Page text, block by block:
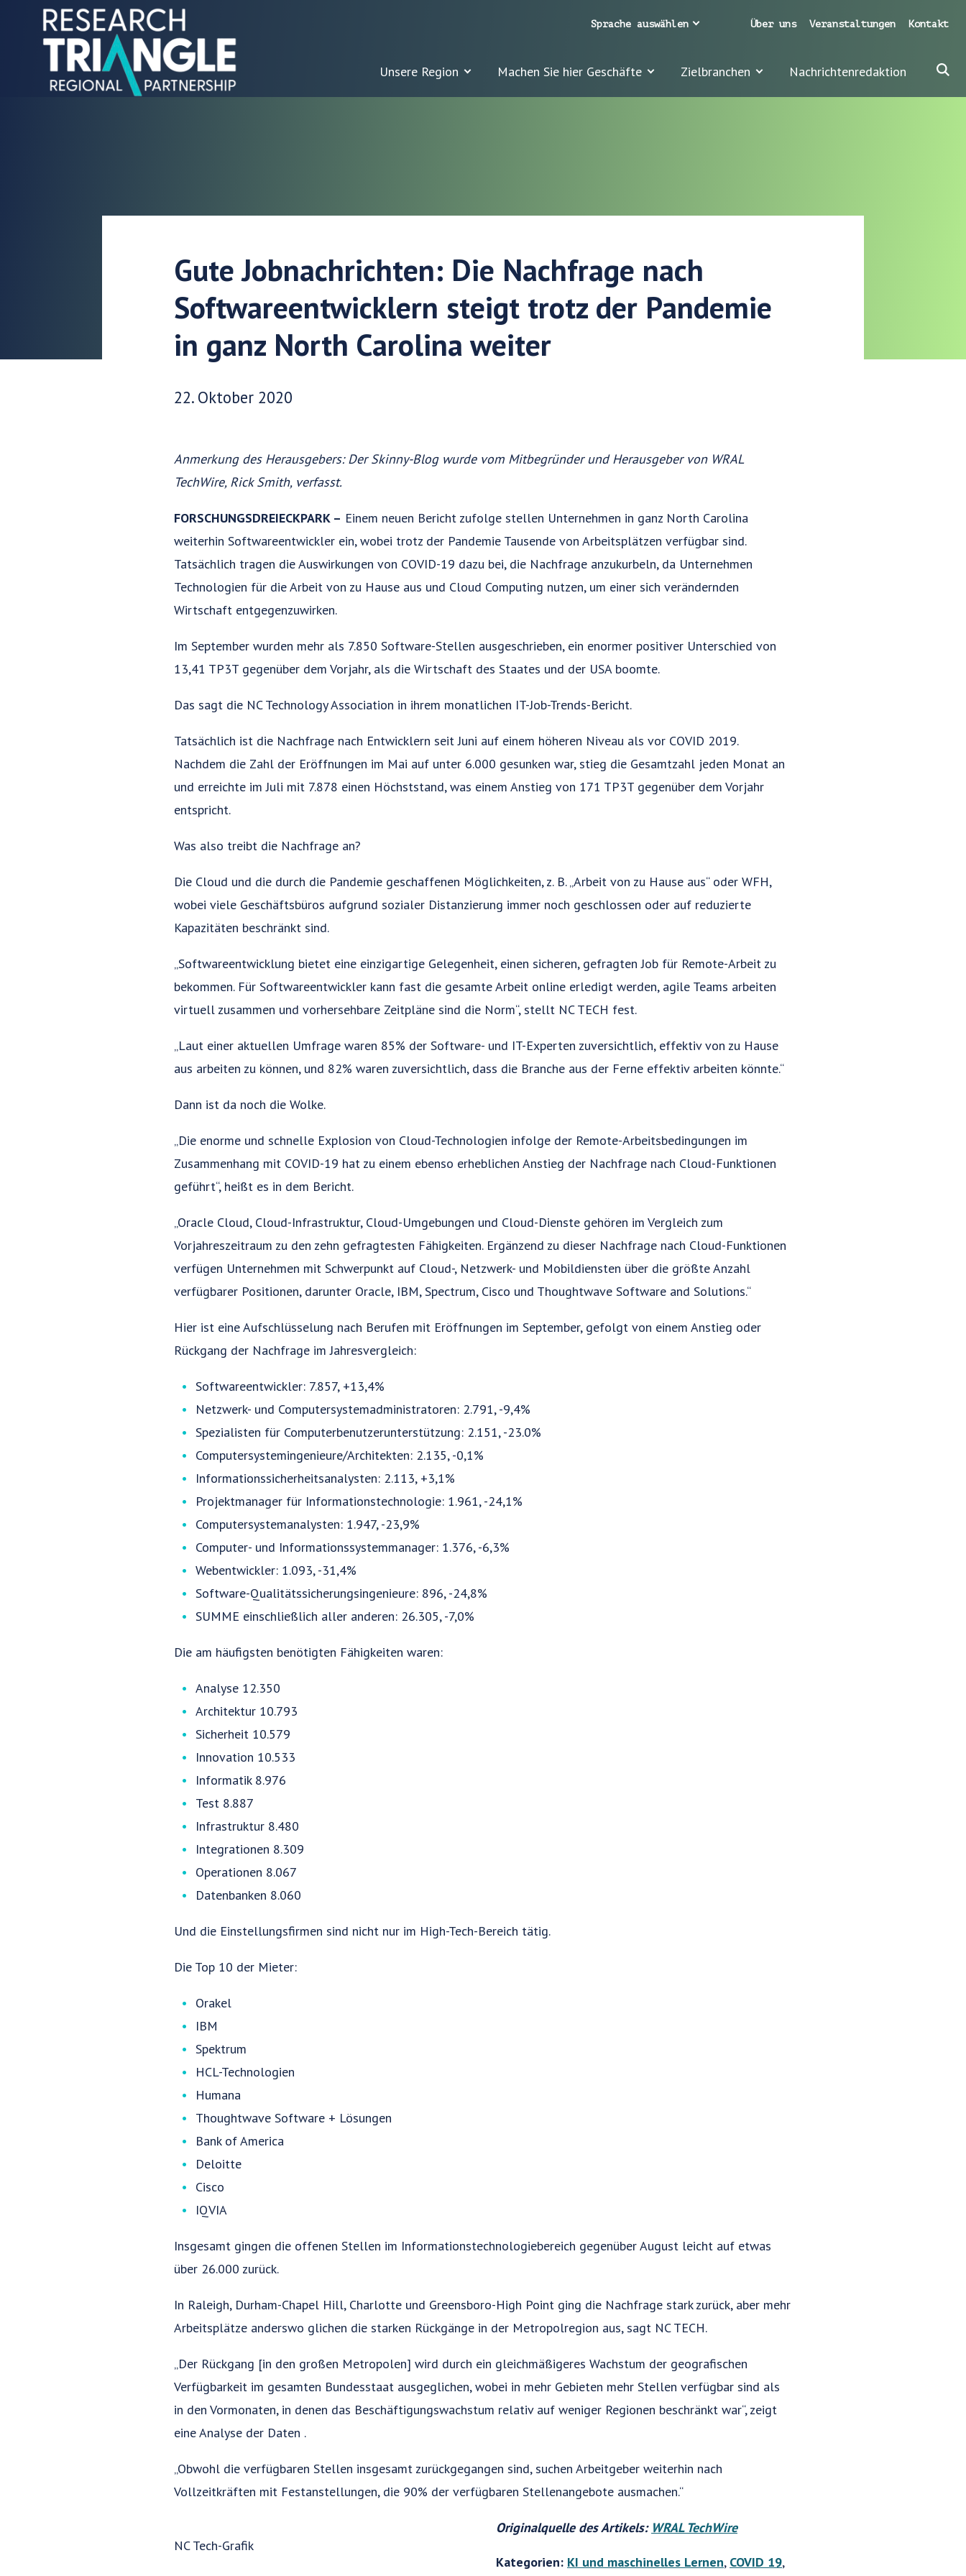
Zum Inhalt springen
Unsere Region Machen Sie hier Geschäfte Zielbranchen Nachrichtenredaktion
Über uns Veranstaltungen Kontakt
Sprache auswählen
Gute Jobnachrichten: Die Nachfrage nach
Softwareentwicklern steigt trotz der Pandemie
in ganz North Carolina weiter
Veröffentlichungsdatum:
22. Oktober 2020
Anmerkung des Herausgebers: Der Skinny-Blog wurde vom Mitbegründer und Herausgeber von WRAL
TechWire, Rick Smith, verfasst.
FORSCHUNGSDREIECKPARK – Einem neuen Bericht zufolge stellen Unternehmen in ganz North Carolina
weiterhin Softwareentwickler ein, wobei trotz der Pandemie Tausende von Arbeitsplätzen verfügbar sind.
Tatsächlich tragen die Auswirkungen von COVID-19 dazu bei, die Nachfrage anzukurbeln, da Unternehmen
Technologien für die Arbeit von zu Hause aus und Cloud Computing nutzen, um einer sich verändernden
Wirtschaft entgegenzuwirken.
Im September wurden mehr als 7.850 Software-Stellen ausgeschrieben, ein enormer positiver Unterschied von
13,41 TP3T gegenüber dem Vorjahr, als die Wirtschaft des Staates und der USA boomte.
Das sagt die NC Technology Association in ihrem monatlichen IT-Job-Trends-Bericht.
Tatsächlich ist die Nachfrage nach Entwicklern seit Juni auf einem höheren Niveau als vor COVID 2019.
Nachdem die Zahl der Eröffnungen im Mai auf unter 6.000 gesunken war, stieg die Gesamtzahl jeden Monat an
und erreichte im Juli mit 7.878 einen Höchststand, was einem Anstieg von 171 TP3T gegenüber dem Vorjahr
entspricht.
Was also treibt die Nachfrage an?
Die Cloud und die durch die Pandemie geschaffenen Möglichkeiten, z. B. „Arbeit von zu Hause aus“ oder WFH,
wobei viele Geschäftsbüros aufgrund sozialer Distanzierung immer noch geschlossen oder auf reduzierte
Kapazitäten beschränkt sind.
„Softwareentwicklung bietet eine einzigartige Gelegenheit, einen sicheren, gefragten Job für Remote-Arbeit zu
bekommen. Für Softwareentwickler kann fast die gesamte Arbeit online erledigt werden, agile Teams arbeiten
virtuell zusammen und vorhersehbare Zeitpläne sind die Norm“, stellt NC TECH fest.
„Laut einer aktuellen Umfrage waren 85% der Software- und IT-Experten zuversichtlich, effektiv von zu Hause
aus arbeiten zu können, und 82% waren zuversichtlich, dass die Branche aus der Ferne effektiv arbeiten könnte.“
Dann ist da noch die Wolke.
„Die enorme und schnelle Explosion von Cloud-Technologien infolge der Remote-Arbeitsbedingungen im
Zusammenhang mit COVID-19 hat zu einem ebenso erheblichen Anstieg der Nachfrage nach Cloud-Funktionen
geführt“, heißt es in dem Bericht.
„Oracle Cloud, Cloud-Infrastruktur, Cloud-Umgebungen und Cloud-Dienste gehören im Vergleich zum
Vorjahreszeitraum zu den zehn gefragtesten Fähigkeiten. Ergänzend zu dieser Nachfrage nach Cloud-Funktionen
verfügen Unternehmen mit Schwerpunkt auf Cloud-, Netzwerk- und Mobildiensten über die größte Anzahl
verfügbarer Positionen, darunter Oracle, IBM, Spectrum, Cisco und Thoughtwave Software and Solutions.“
Hier ist eine Aufschlüsselung nach Berufen mit Eröffnungen im September, gefolgt von einem Anstieg oder
Rückgang der Nachfrage im Jahresvergleich:
Softwareentwickler: 7.857, +13,4%
Netzwerk- und Computersystemadministratoren: 2.791, -9,4%
Spezialisten für Computerbenutzerunterstützung: 2.151, -23.0%
Computersystemingenieure/Architekten: 2.135, -0,1%
Informationssicherheitsanalysten: 2.113, +3,1%
Projektmanager für Informationstechnologie: 1.961, -24,1%
Computersystemanalysten: 1.947, -23,9%
Computer- und Informationssystemmanager: 1.376, -6,3%
Webentwickler: 1.093, -31,4%
Software-Qualitätssicherungsingenieure: 896, -24,8%
SUMME einschließlich aller anderen: 26.305, -7,0%
Die am häufigsten benötigten Fähigkeiten waren:
Analyse 12.350
Architektur 10.793
Sicherheit 10.579
Innovation 10.533
Informatik 8.976
Test 8.887
Infrastruktur 8.480
Integrationen 8.309
Operationen 8.067
Datenbanken 8.060
Und die Einstellungsfirmen sind nicht nur im High-Tech-Bereich tätig.
Die Top 10 der Mieter:
Orakel
IBM
Spektrum
HCL-Technologien
Humana
Thoughtwave Software + Lösungen
Bank of America
Deloitte
Cisco
IQVIA
Insgesamt gingen die offenen Stellen im Informationstechnologiebereich gegenüber August leicht auf etwas
über 26.000 zurück.
In Raleigh, Durham-Chapel Hill, Charlotte und Greensboro-High Point ging die Nachfrage stark zurück, aber mehr
Arbeitsplätze anderswo glichen die starken Rückgänge in der Metropolregion aus, sagt NC TECH.
„Der Rückgang [in den großen Metropolen] wird durch ein gleichmäßigeres Wachstum der geografischen
Verfügbarkeit im gesamten Bundesstaat ausgeglichen, wobei in mehr Gebieten mehr Stellen verfügbar sind als
in den Vormonaten, in denen das Beschäftigungswachstum relativ auf weniger Regionen beschränkt war“, zeigt
eine Analyse der Daten .
„Obwohl die verfügbaren Stellen insgesamt zurückgegangen sind, suchen Arbeitgeber weiterhin nach
Vollzeitkräften mit Festanstellungen, die 90% der verfügbaren Stellenangebote ausmachen.“
NC Tech-Grafik
Originalquelle des Artikels: WRAL TechWire
Kategorien: KI und maschinelles Lernen, COVID 19,